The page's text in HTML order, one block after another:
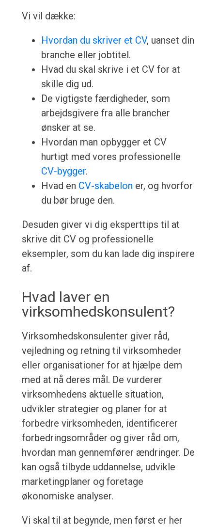
Vi vil dække:
Hvordan du skriver et CV, uanset din
branche eller jobtitel.
Hvad du skal skrive i et CV for at
skille dig ud.
De vigtigste færdigheder, som
arbejdsgivere fra alle brancher
ønsker at se.
Hvordan man opbygger et CV
hurtigt med vores professionelle
CV-bygger.
Hvad en CV-skabelon er, og hvorfor
du bør bruge den.
Desuden giver vi dig eksperttips til at
skrive dit CV og professionelle
eksempler, som du kan lade dig inspirere
af.
Hvad laver en
virksomhedskonsulent?
Virksomhedskonsulenter giver råd,
vejledning og retning til virksomheder
eller organisationer for at hjælpe dem
med at nå deres mål. De vurderer
virksomhedens aktuelle situation,
udvikler strategier og planer for at
forbedre virksomheden, identificerer
forbedringsområder og giver råd om,
hvordan man gennemfører ændringer. De
kan også tilbyde uddannelse, udvikle
marketingplaner og foretage
økonomiske analyser.
Vi skal til at begynde, men først er her